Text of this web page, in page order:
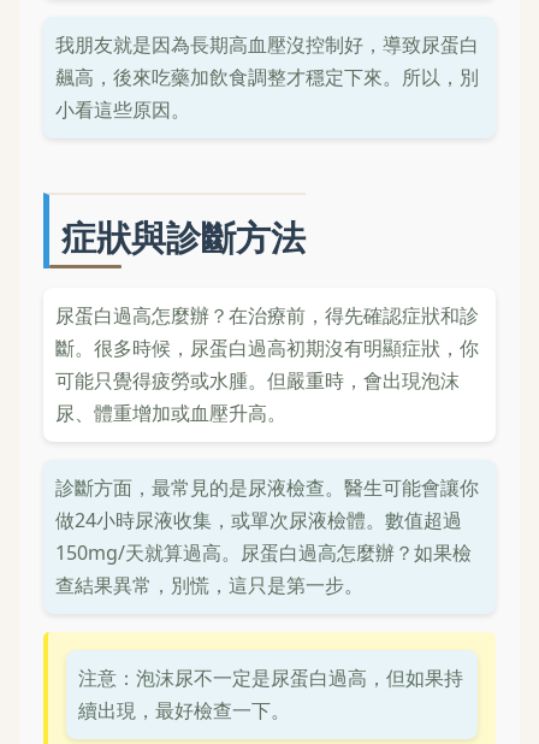
我朋友就是因為長期高血壓沒控制好，導致尿蛋白
飆高，後來吃藥加飲食調整才穩定下來。所以，別
小看這些原因。
症狀與診斷方法
尿蛋白過高怎麼辦？在治療前，得先確認症狀和診
斷。很多時候，尿蛋白過高初期沒有明顯症狀，你
可能只覺得疲勞或水腫。但嚴重時，會出現泡沫
尿、體重增加或血壓升高。
診斷方面，最常見的是尿液檢查。醫生可能會讓你
做24小時尿液收集，或單次尿液檢體。數值超過
150mg/天就算過高。尿蛋白過高怎麼辦？如果檢
查結果異常，別慌，這只是第一步。
注意：泡沫尿不一定是尿蛋白過高，但如果持
續出現，最好檢查一下。